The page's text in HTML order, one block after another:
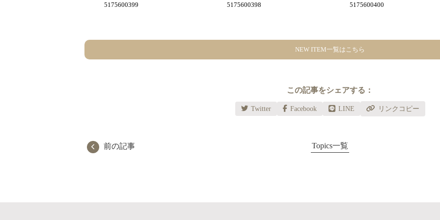
5175600399
5175600398
5175600400
NEW ITEM一覧はこちら
この記事をシェアする：
Twitter Facebook LINE リンクコピー
前の記事 Topics一覧